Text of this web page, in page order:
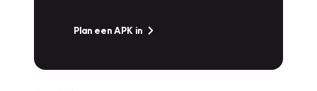
Plan een APK in